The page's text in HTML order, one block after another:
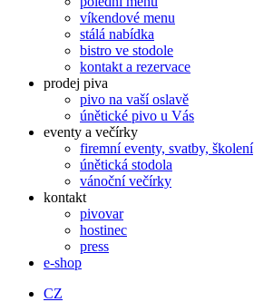
víkendové menu
stálá nabídka
bistro ve stodole
kontakt a rezervace
prodej piva
pivo na vaší oslavě
únětické pivo u Vás
eventy a večírky
firemní eventy, svatby, školení
únětická stodola
vánoční večírky
kontakt
pivovar
hostinec
press
e-shop
CZ